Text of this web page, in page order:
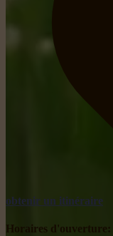
obtenir un itinéraire
Horaires d'ouverture: